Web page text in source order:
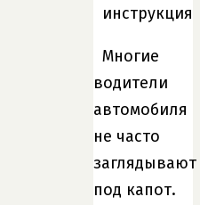
Многие
водители
автомобиля
не часто
заглядывают
под капот.